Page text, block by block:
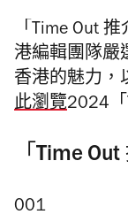
「Time Out
港編輯團隊嚴
香港的魅力，
此瀏覽2024「
「Time
001